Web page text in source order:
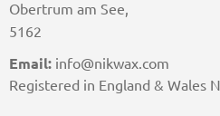
Obertrum am See,
5162
Email: info@nikwax.com
Registered in England & Wales